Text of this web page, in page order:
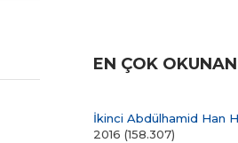
EN ÇOK
İkinci Abdülhamid Han
2016 (158.307)